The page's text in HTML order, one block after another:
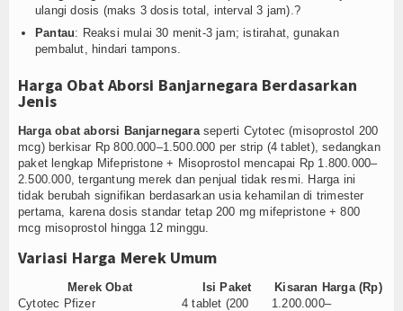
ulangi dosis (maks 3 dosis total, interval 3 jam).?
Pantau: Reaksi mulai 30 menit-3 jam; istirahat, gunakan
pembalut, hindari tampons.
Harga Obat Aborsi Banjarnegara Berdasarkan
Jenis
Harga obat aborsi Banjarnegaraseperti Cytotec (misoprostol 200
mcg) berkisar Rp 800.000–1.500.000 per strip (4 tablet), sedangkan
paket lengkap Mifepristone + Misoprostol mencapai Rp 1.800.000–
2.500.000, tergantung merek dan penjual tidak resmi. Harga ini
tidak berubah signifikan berdasarkan usia kehamilan di trimester
pertama, karena dosis standar tetap 200 mg mifepristone + 800
mcg misoprostol hingga 12 minggu.
Variasi Harga Merek Umum
Merek Obat Isi Paket
Kisaran Harga (Rp)
Cytotec Pfizer
4 tablet (200
1.200.000–